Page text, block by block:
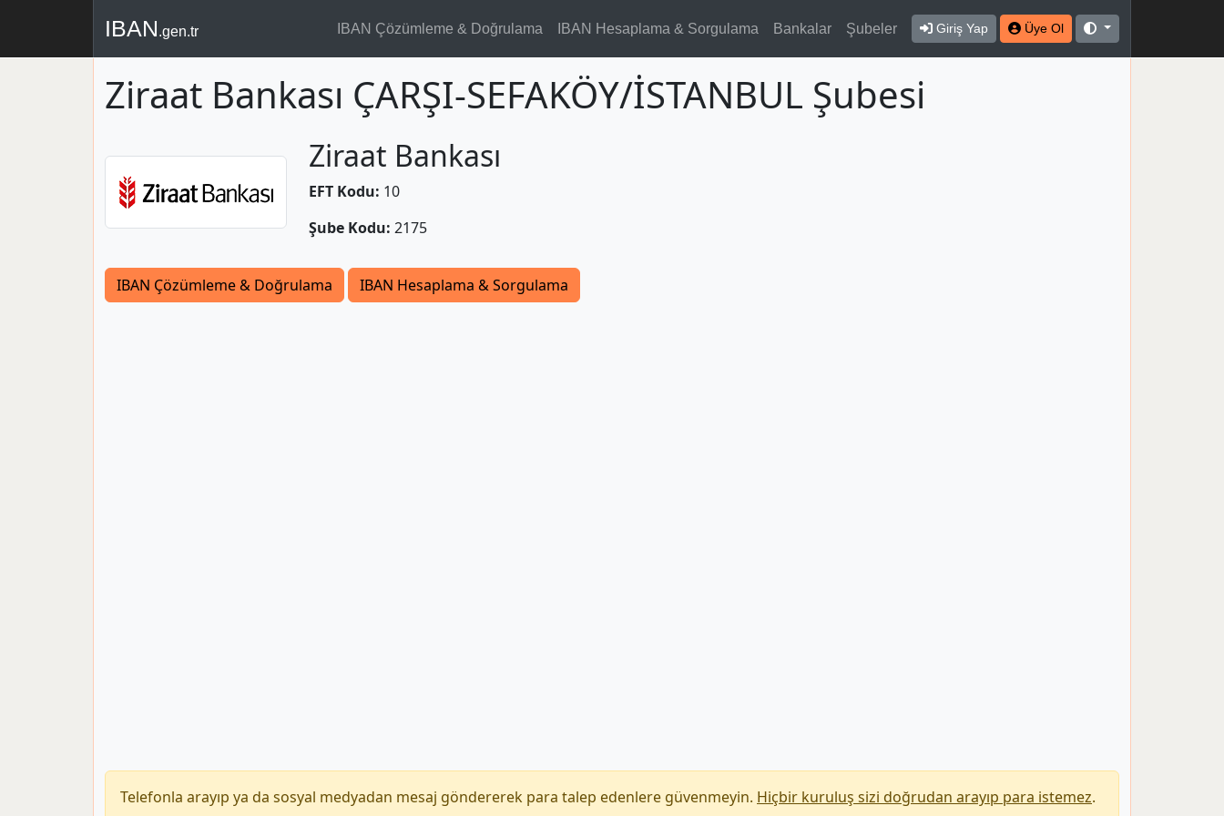
IBAN.gen.tr IBAN Çözümleme & Doğrulama IBAN Hesaplama & Sorgulama Bankalar Şubeler Giriş Yap Üye Ol
Ziraat Bankası ÇARŞI-SEFAKÖY/İSTANBUL Şubesi
Ziraat Bankası
EFT Kodu: 10
Şube Kodu: 2175
IBAN Çözümleme & Doğrulama IBAN Hesaplama & Sorgulama
Telefonla arayıp ya da sosyal medyadan mesaj göndererek para talep edenlere güvenmeyin. Hiçbir kuruluş sizi doğrudan arayıp para istemez.